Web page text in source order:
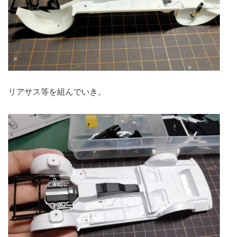
リアサス等を組んでいき。